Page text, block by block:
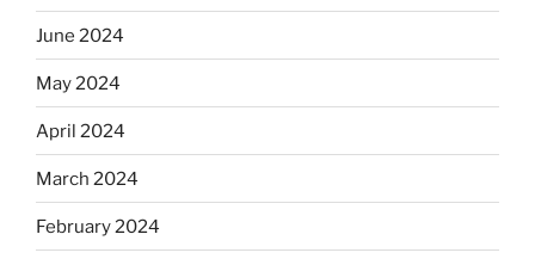
June 2024
May 2024
April 2024
March 2024
February 2024